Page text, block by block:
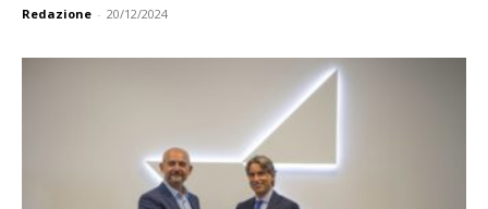
Redazione - 20/12/2024